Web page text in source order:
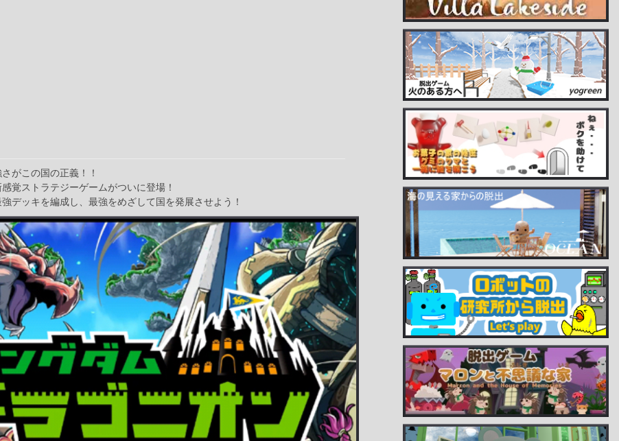
がこの国の正義！！
覚ストラテジーゲームがついに登場！
デッキを編成し、最強をめざして国を発展させよう！